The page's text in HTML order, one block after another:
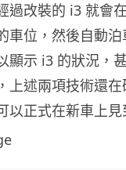
過改裝的 i3 就會
車位，然後自動泊
顯示 i3 的狀況，
上述兩項技術還
以正式在新車上見